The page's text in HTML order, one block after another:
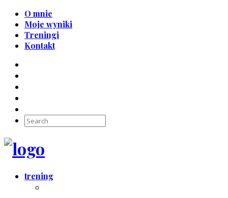
O mnie
Moje wyniki
Treningi
Kontakt
trening